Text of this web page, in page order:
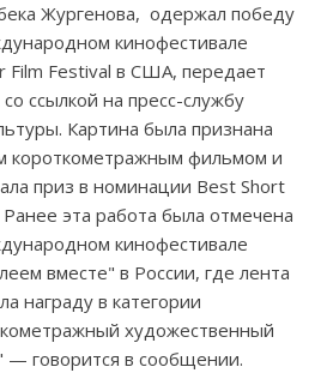
Жургенова, одержал победу
кинофестивале
Film Festival в США, передает
ссылкой на пресс-службу
Картина была признана
короткометражным фильмом и
приз в номинации Best Short
Ранее эта работа была отмечена
кинофестивале
вместе" в России, где лента
награду в категории
художественный
— говорится в сообщении.